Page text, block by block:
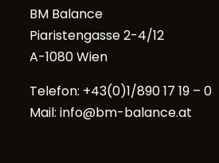
BM Balance
Piaristengasse 2-4/12
A-1080 Wien
Telefon: +43(0)1/890 17 19 – 0
Mail:info@bm-balance.at